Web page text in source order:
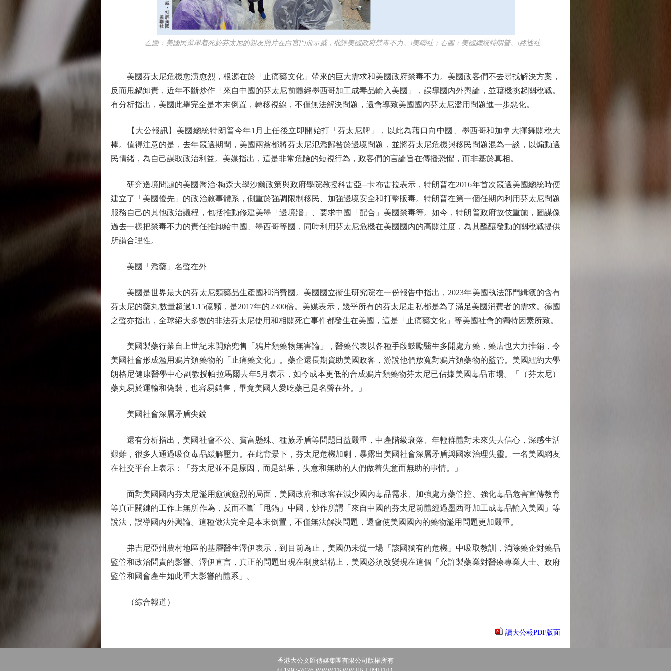
左圖：美國民眾舉着死於芬太尼的親友照片在白宮門前示威，批評美國政府禁毒不力。\美聯社；右圖：美國總統特朗普。\路透社
美國芬太尼危機愈演愈烈，根源在於「止痛藥文化」帶來的巨大需求和美國政府禁毒不力。美國政客們不去尋找解決方案，
反而甩鍋卸責，近年不斷炒作「來自中國的芬太尼前體經墨西哥加工成毒品輸入美國」，誤導國內外輿論，並藉機挑起關稅戰。
有分析指出，美國此舉完全是本末倒置，轉移視線，不僅無法解決問題，還會導致美國國內芬太尼濫用問題進一步惡化。
【大公報訊】美國總統特朗普今年1月上任後立即開始打「芬太尼牌」，以此為藉口向中國、墨西哥和加拿大揮舞關稅大
棒。值得注意的是，去年競選期間，美國兩黨都將芬太尼氾濫歸咎於邊境問題，並將芬太尼危機與移民問題混為一談，以煽動選
民情緒，為自己謀取政治利益。美媒指出，這是非常危險的短視行為，政客們的言論旨在傳播恐懼，而非基於真相。
研究邊境問題的美國喬治·梅森大學沙爾政策與政府學院教授科雷亞─卡布雷拉表示，特朗普在2016年首次競選美國總統時便
建立了「美國優先」的政治敘事體系，側重於強調限制移民、加強邊境安全和打擊販毒。特朗普在第一個任期內利用芬太尼問題
服務自己的其他政治議程，包括推動修建美墨「邊境牆」、要求中國「配合」美國禁毒等。如今，特朗普政府故伎重施，圖謀像
過去一樣把禁毒不力的責任推卸給中國、墨西哥等國，同時利用芬太尼危機在美國國內的高關注度，為其醞釀發動的關稅戰提供
所謂合理性。
美國「濫藥」名聲在外
美國是世界最大的芬太尼類藥品生產國和消費國。美國國立衞生研究院在一份報告中指出，2023年美國執法部門緝獲的含有
芬太尼的藥丸數量超過1.15億顆，是2017年的2300倍。美媒表示，幾乎所有的芬太尼走私都是為了滿足美國消費者的需求。德國
之聲亦指出，全球絕大多數的非法芬太尼使用和相關死亡事件都發生在美國，這是「止痛藥文化」等美國社會的獨特因素所致。
美國製藥行業自上世紀末開始兜售「鴉片類藥物無害論」，醫藥代表以各種手段鼓勵醫生多開處方藥，藥店也大力推銷，令
美國社會形成濫用鴉片類藥物的「止痛藥文化」。藥企還長期資助美國政客，游說他們放寬對鴉片類藥物的監管。美國紐約大學
朗格尼健康醫學中心副教授帕拉馬爾去年5月表示，如今成本更低的合成鴉片類藥物芬太尼已佔據美國毒品市場。「（芬太尼）
藥丸易於運輸和偽裝，也容易銷售，畢竟美國人愛吃藥已是名聲在外。」
美國社會深層矛盾尖銳
還有分析指出，美國社會不公、貧富懸殊、種族矛盾等問題日益嚴重，中產階級衰落、年輕群體對未來失去信心，深感生活
艱難，很多人通過吸食毒品緩解壓力。在此背景下，芬太尼危機加劇，暴露出美國社會深層矛盾與國家治理失靈。一名美國網友
在社交平台上表示：「芬太尼並不是原因，而是結果，失意和無助的人們做着失意而無助的事情。」
面對美國國內芬太尼濫用愈演愈烈的局面，美國政府和政客在減少國內毒品需求、加強處方藥管控、強化毒品危害宣傳教育
等真正關鍵的工作上無所作為，反而不斷「甩鍋」中國，炒作所謂「來自中國的芬太尼前體經過墨西哥加工成毒品輸入美國」等
說法，誤導國內外輿論。這種做法完全是本末倒置，不僅無法解決問題，還會使美國國內的藥物濫用問題更加嚴重。
弗吉尼亞州農村地區的基層醫生澤伊表示，到目前為止，美國仍未從一場「該國獨有的危機」中吸取教訓，消除藥企對藥品
監管和政治問責的影響。澤伊直言，真正的問題出現在制度結構上，美國必須改變現在這個「允許製藥業對醫療專業人士、政府
監管和國會產生如此重大影響的體系」。
（綜合報道）
讀大公報PDF版面
香港大公文匯傳媒集團有限公司版權所有